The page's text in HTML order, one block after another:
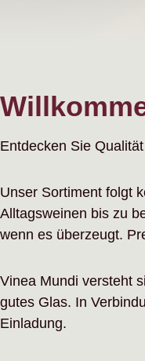
Entdecken Sie
Unser Sortiment folgt
Alltagsweinen bis zu
wenn es überzeugt.
Vinea Mundi versteht
gutes Glas. In
Einladung.